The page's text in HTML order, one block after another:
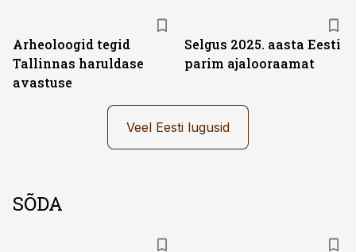
Arheoloogid tegid
Tallinnas haruldase
avastuse
Selgus 2025. aasta Eesti
parim ajalooraamat
Veel Eesti lugusid
SÕDA